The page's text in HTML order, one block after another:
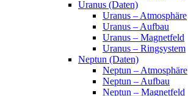
Uranus (Daten)
Uranus – Atmosphäre
Uranus – Aufbau
Uranus – Magnetfeld
Uranus – Ringsystem
Neptun (Daten)
Neptun – Atmosphäre
Neptun – Aufbau
Neptun – Magnetfeld